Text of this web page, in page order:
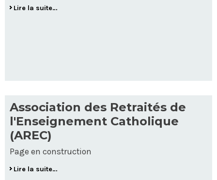
Lire la suite…
Association des Retraités de
l'Enseignement Catholique
(AREC)
Page en construction
Lire la suite…